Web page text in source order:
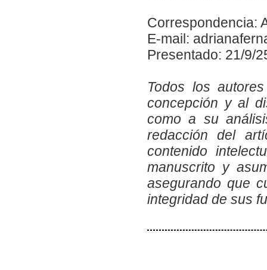
Correspondencia:
E-mail:
Presentado: 21/9/
Todos los
concepción y al
como a su
redacción del
contenido
manuscrito y
asegurando que
integridad de sus